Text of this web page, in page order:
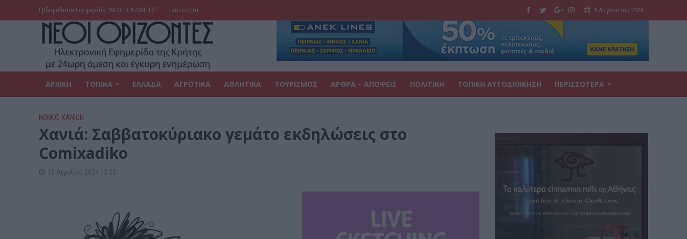
Εβδομαδιαία Εφημερίδα ‘’ΝΕΟΙ ΟΡΙΖΟΝΤΕΣ’’ Ταυτότητα 9 Αυγούστου 2026
ΑΡΧΙΚΗ ΤΟΠΙΚΑ ΕΛΛΑΔΑ ΑΓΡΟΤΙΚΑ ΑΘΛΗΤΙΚΑ ΤΟΥΡΙΣΜΟΣ ΑΡΘΡΑ – ΑΠΟΨΕΙΣ ΠΟΛΙΤΙΚΗ ΤΟΠΙΚΗ ΑΥΤΟΔΙΟΙΚΗΣΗ ΠΕΡΙΣΣΟΤΕΡΑ
ΝΟΜΌΣ ΧΑΝΊΩΝ
Χανιά: Σαββατοκύριακο γεμάτο εκδηλώσεις στο
Comixadiko
19 Απριλίου 2024 13:25